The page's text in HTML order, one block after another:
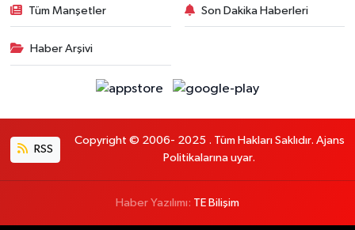
Tüm Manşetler Son Dakika Haberleri
Haber Arşivi
RSS
Copyright © 2006- 2025 . Tüm Hakları Saklıdır. Ajans
Politikalarına uyar.
Haber Yazılımı: TE Bilişim